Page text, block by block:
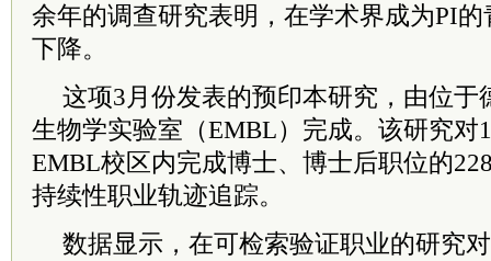
余年的调查研究表明，在学术界成为PI
下降。
这项3月份发表的预印本研究，由位于
生物学实验室（EMBL）完成。该研究对
EMBL校区内完成博士、博士后职位的
持续性职业轨迹追踪。
数据显示，在可检索验证职业的研究